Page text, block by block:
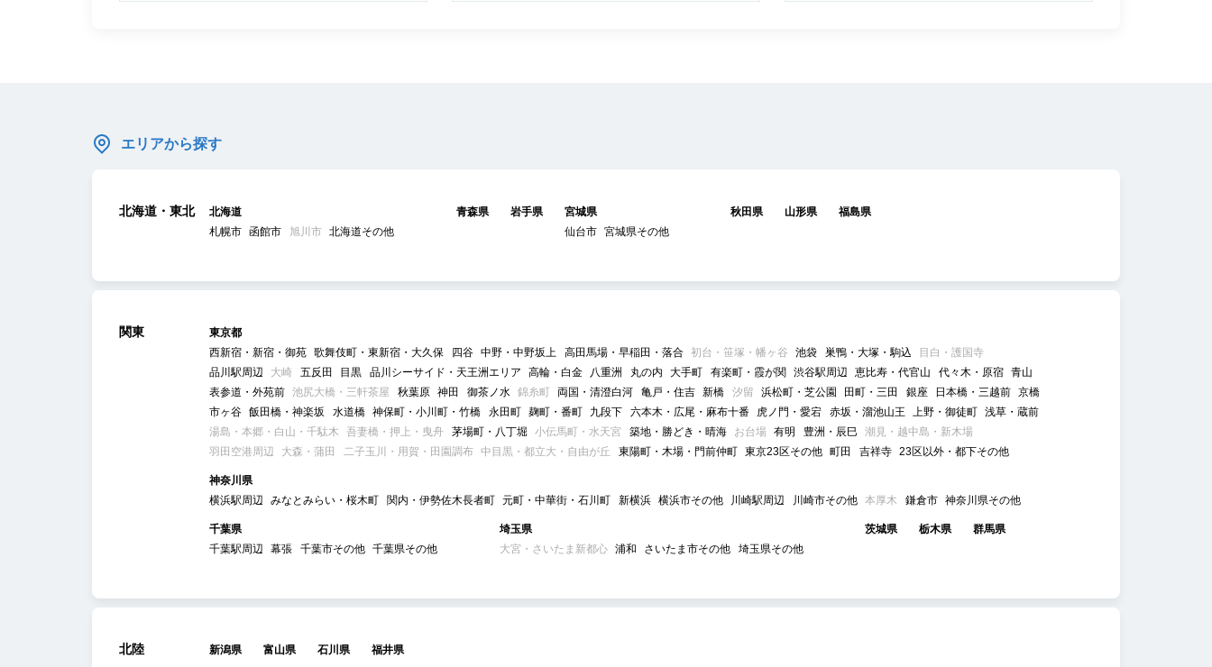
エリアから探す
北海道・東北
北海道
札幌市 函館市 旭川市 北海道その他
青森県 岩手県
宮城県
仙台市
宮城県その他
秋田県 山形県 福島県
関東
東京都
西新宿・新宿・御苑 歌舞伎町・東新宿・大久保 四谷 中野・中野坂上 高田馬場・早稲田・落合 初台・笹塚・幡ヶ谷 池袋 巣鴨・大塚・駒込
目白・護国寺
品川駅周辺
大崎 五反田 目黒 品川シーサイド・天王洲エリア 高輪・白金 八重洲 丸の内 大手町 有楽町・霞が関 渋谷駅周辺 恵比寿・代官山 代々木・原宿 青山
表参道・外苑前 池尻大橋・三軒茶屋 秋葉原 神田 御茶ノ水 錦糸町 両国・清澄白河 亀戸・住吉 新橋 汐留 浜松町・芝公園 田町・三田 銀座 日本橋・三越前
京橋
市ヶ谷 飯田橋・神楽坂 水道橋 神保町・小川町・竹橋 永田町 麹町・番町 九段下 六本木・広尾・麻布十番 虎ノ門・愛宕 赤坂・溜池山王 上野・御徒町 浅草・蔵前
湯島・本郷・白山・千駄木
吾妻橋・押上・曳舟 茅場町・八丁堀 小伝馬町・水天宮 築地・勝どき・晴海 お台場 有明 豊洲・辰巳
潮見・越中島・新木場
羽田空港周辺
大森・蒲田 二子玉川・用賀・田園調布 中目黒・都立大・自由が丘 東陽町・木場・門前仲町 東京23区その他 町田 吉祥寺 23区以外・都下その他
神奈川県
横浜駅周辺
みなとみらい・桜木町 関内・伊勢佐木長者町 元町・中華街・石川町 新横浜 横浜市その他 川崎駅周辺 川崎市その他 本厚木 鎌倉市 神奈川県その他
千葉県
千葉駅周辺
幕張 千葉市その他 千葉県その他
埼玉県
大宮・さいたま新都心
浦和 さいたま市その他 埼玉県その他
茨城県 栃木県 群馬県
北陸 新潟県 富山県 石川県 福井県